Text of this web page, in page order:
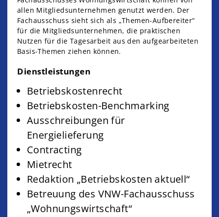
allen Mitgliedsunternehmen genutzt werden. Der
Fachausschuss sieht sich als „Themen-Aufbereiter“
für die Mitgliedsunternehmen, die praktischen
Nutzen für die Tagesarbeit aus den aufgearbeiteten
Basis-Themen ziehen können.
Dienstleistungen
Betriebskostenrecht
Betriebskosten-Benchmarking
Ausschreibungen für
Energielieferung
Contracting
Mietrecht
Redaktion „Betriebskosten aktuell“
Betreuung des VNW-Fachausschuss
„Wohnungswirtschaft“